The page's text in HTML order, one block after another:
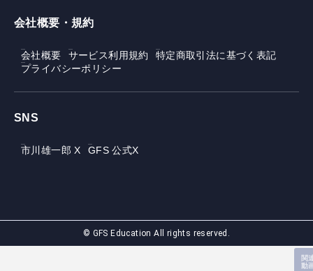
関
動
会社概要・規約
会社概要 サービス利用規約
特定商取引法に基づく表記
プライバシーポリシー
SNS
市川雄一郎 X GFS 公式X
© GFS Education All rights reserved.